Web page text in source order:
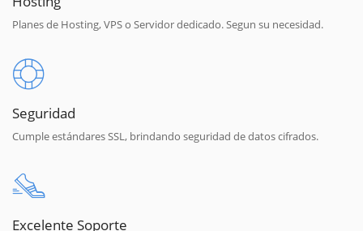
Planes de Hosting, VPS o Servidor dedicado. Segun su necesidad.
Seguridad
Cumple estándares SSL, brindando seguridad de datos cifrados.
Excelente Soporte